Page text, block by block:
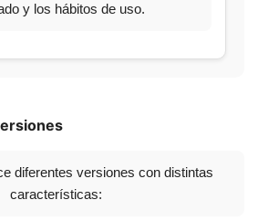
y los hábitos de uso.
diferentes versiones con distintas
características: